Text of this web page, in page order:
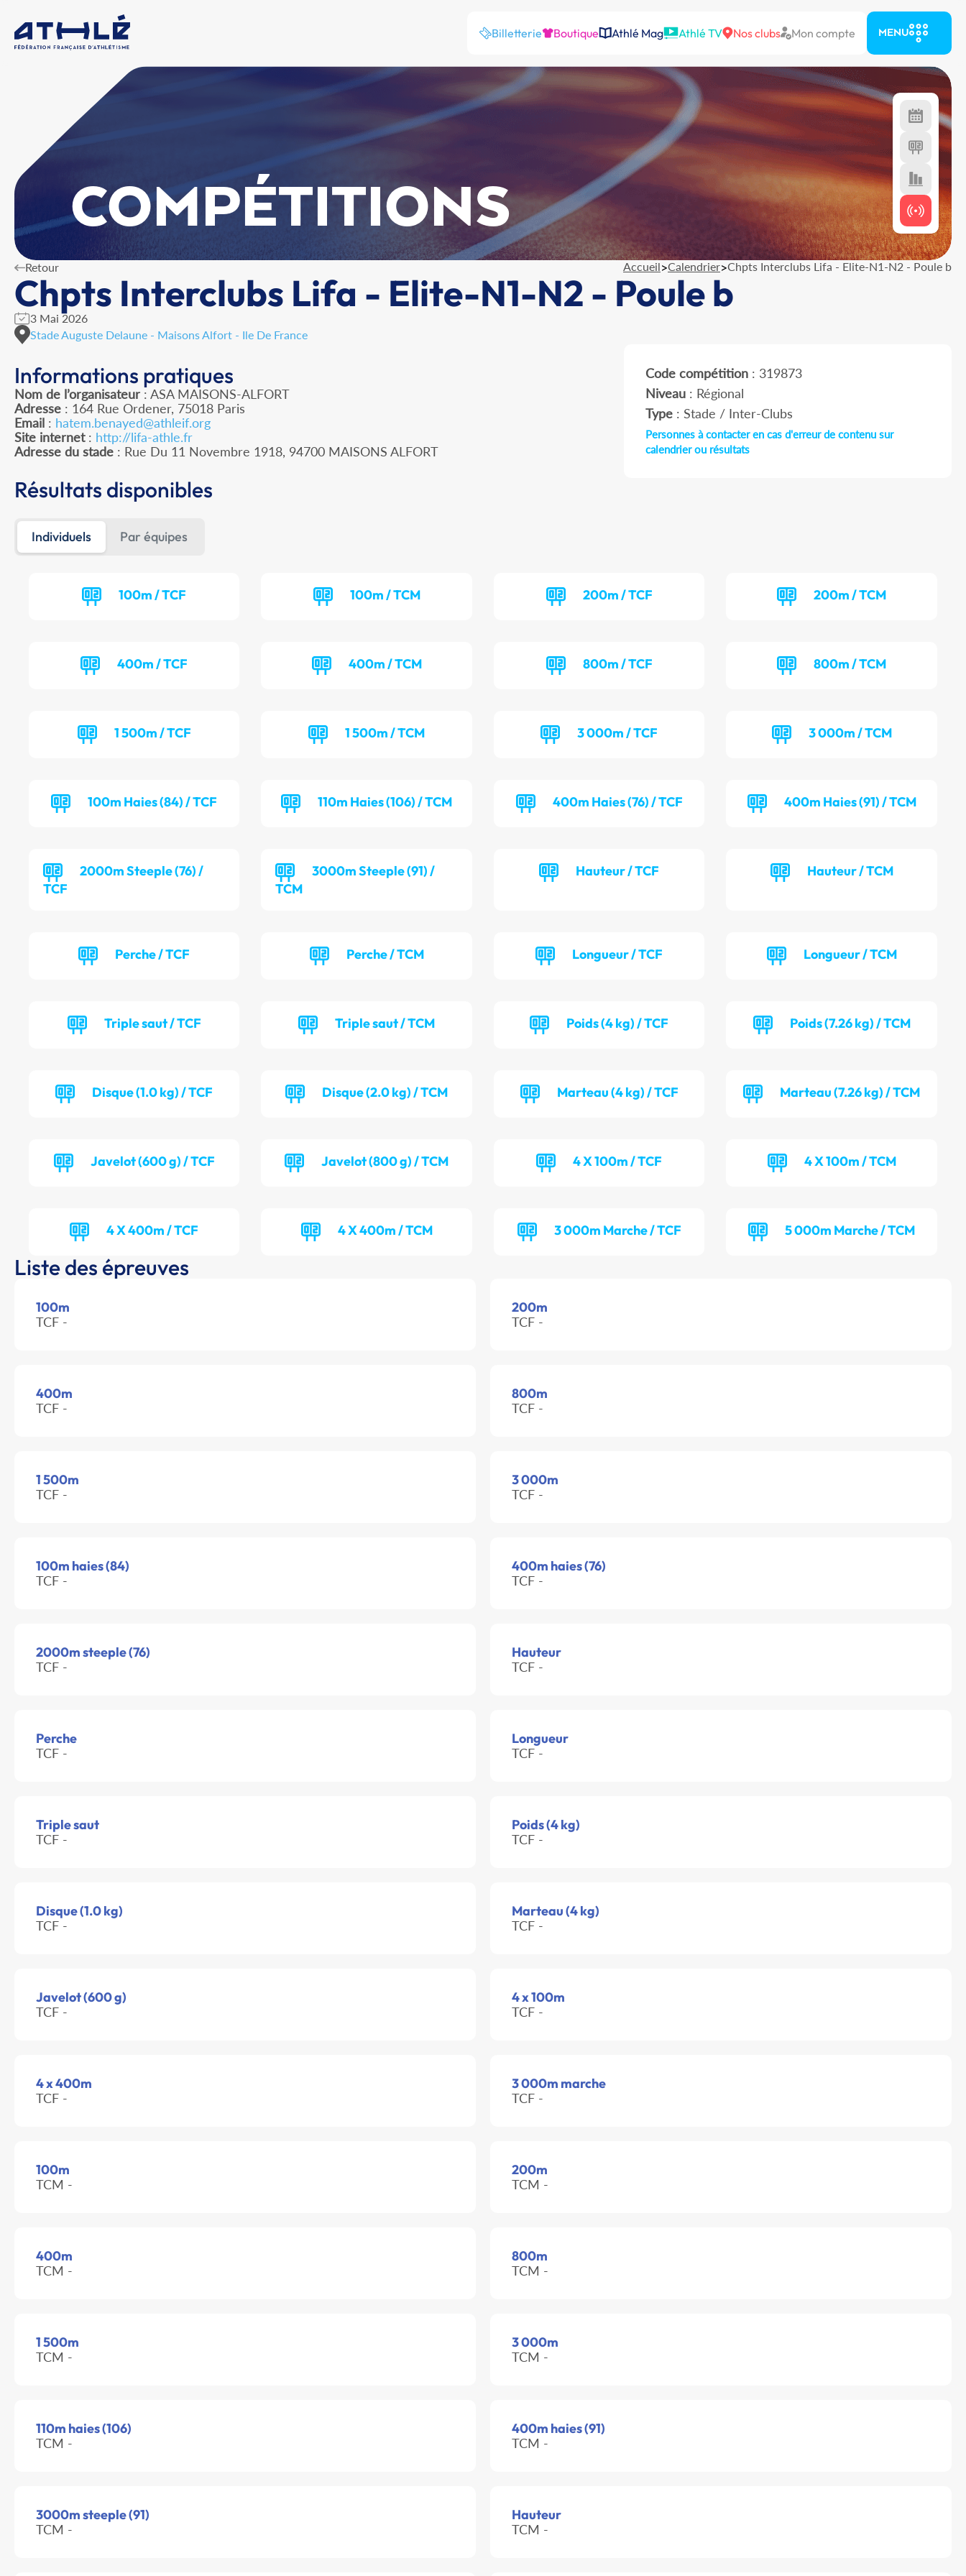
Billetterie Boutique Athlé Mag Athlé TV Nos clubs Mon compte MENU
COMPÉTITIONS
Retour Accueil>Calendrier>Chpts Interclubs Lifa - Elite-N1-N2 - Poule b
Chpts Interclubs Lifa - Elite-N1-N2 - Poule b
3 Mai 2026
Stade Auguste Delaune - Maisons Alfort - Ile De France
Informations pratiques
Nom de l’organisateur : ASA MAISONS-ALFORT
Adresse : 164 Rue Ordener, 75018 Paris
Email : hatem.benayed@athleif.org
Site internet: http://lifa-athle.fr
Adresse du stade : Rue Du 11 Novembre 1918, 94700 MAISONS ALFORT
Code compétition: 319873
Niveau: Régional
Type: Stade / Inter-Clubs
Personnes à contacter en cas d'erreur de contenu sur
calendrier ou résultats
Résultats disponibles
Individuels Par équipes
100m / TCF 100m / TCM 200m / TCF 200m / TCM
400m / TCF 400m / TCM 800m / TCF 800m / TCM
1 500m / TCF 1 500m / TCM 3 000m / TCF 3 000m / TCM
100m Haies (84) / TCF 110m Haies (106) / TCM 400m Haies (76) / TCF 400m Haies (91) / TCM
2000m Steeple (76) /
TCF
3000m Steeple (91) /
TCM
Hauteur / TCF Hauteur / TCM
Perche / TCF Perche / TCM Longueur / TCF Longueur / TCM
Triple saut / TCF Triple saut / TCM Poids (4 kg) / TCF Poids (7.26 kg) / TCM
Disque (1.0 kg) / TCF Disque (2.0 kg) / TCM Marteau (4 kg) / TCF Marteau (7.26 kg) / TCM
Javelot (600 g) / TCF Javelot (800 g) / TCM 4 X 100m / TCF 4 X 100m / TCM
4 X 400m / TCF 4 X 400m / TCM 3 000m Marche / TCF 5 000m Marche / TCM
Liste des épreuves
100m
TCF -
200m
TCF -
400m
TCF -
800m
TCF -
1 500m
TCF -
3 000m
TCF -
100m haies (84)
TCF -
400m haies (76)
TCF -
2000m steeple (76)
TCF -
Hauteur
TCF -
Perche
TCF -
Longueur
TCF -
Triple saut
TCF -
Poids (4 kg)
TCF -
Disque (1.0 kg)
TCF -
Marteau (4 kg)
TCF -
Javelot (600 g)
TCF -
4 x 100m
TCF -
4 x 400m
TCF -
3 000m marche
TCF -
100m
TCM -
200m
TCM -
400m
TCM -
800m
TCM -
1 500m
TCM -
3 000m
TCM -
110m haies (106)
TCM -
400m haies (91)
TCM -
3000m steeple (91)
TCM -
Hauteur
TCM -